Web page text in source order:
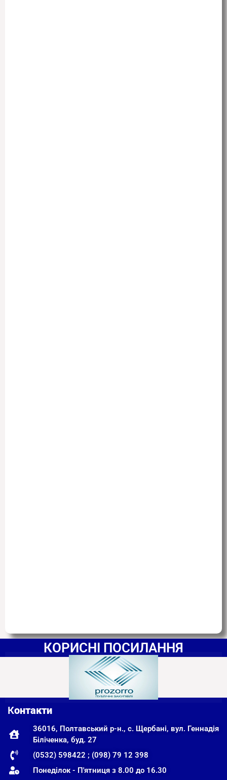
КОРИСНІ ПОСИЛАННЯ
Контакти
36016, Полтавський р-н., с. Щербані, вул. Геннадія
Біліченка, буд. 27
(0532) 598422 ; (098) 79 12 398
Понеділок - П'ятниця з 8.00 до 16.30